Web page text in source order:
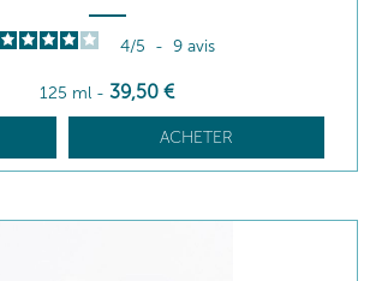
4/5 - 9 avis
125 ml - 39,50 €
ACHETER